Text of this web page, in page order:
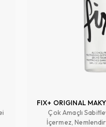
FIX+ ORIGINAL
Çok Amaçlı
İçermez,